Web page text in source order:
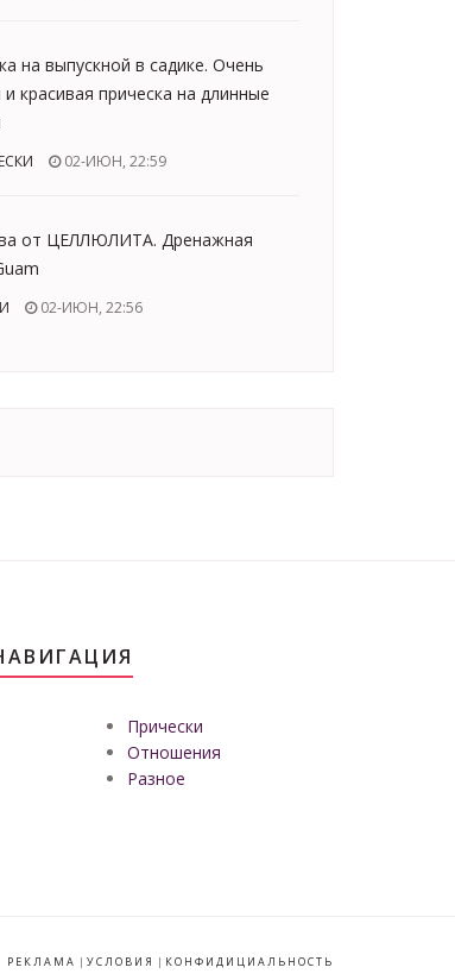
на выпускной в садике. Очень
красивая прическа на длинные
02-ИЮН, 22:59
от ЦЕЛЛЮЛИТА. Дренажная
02-ИЮН, 22:56
Прически
Отношения
Разное
РЕКЛАМА | УСЛОВИЯ | КОНФИДИЦИАЛЬНОСТЬ